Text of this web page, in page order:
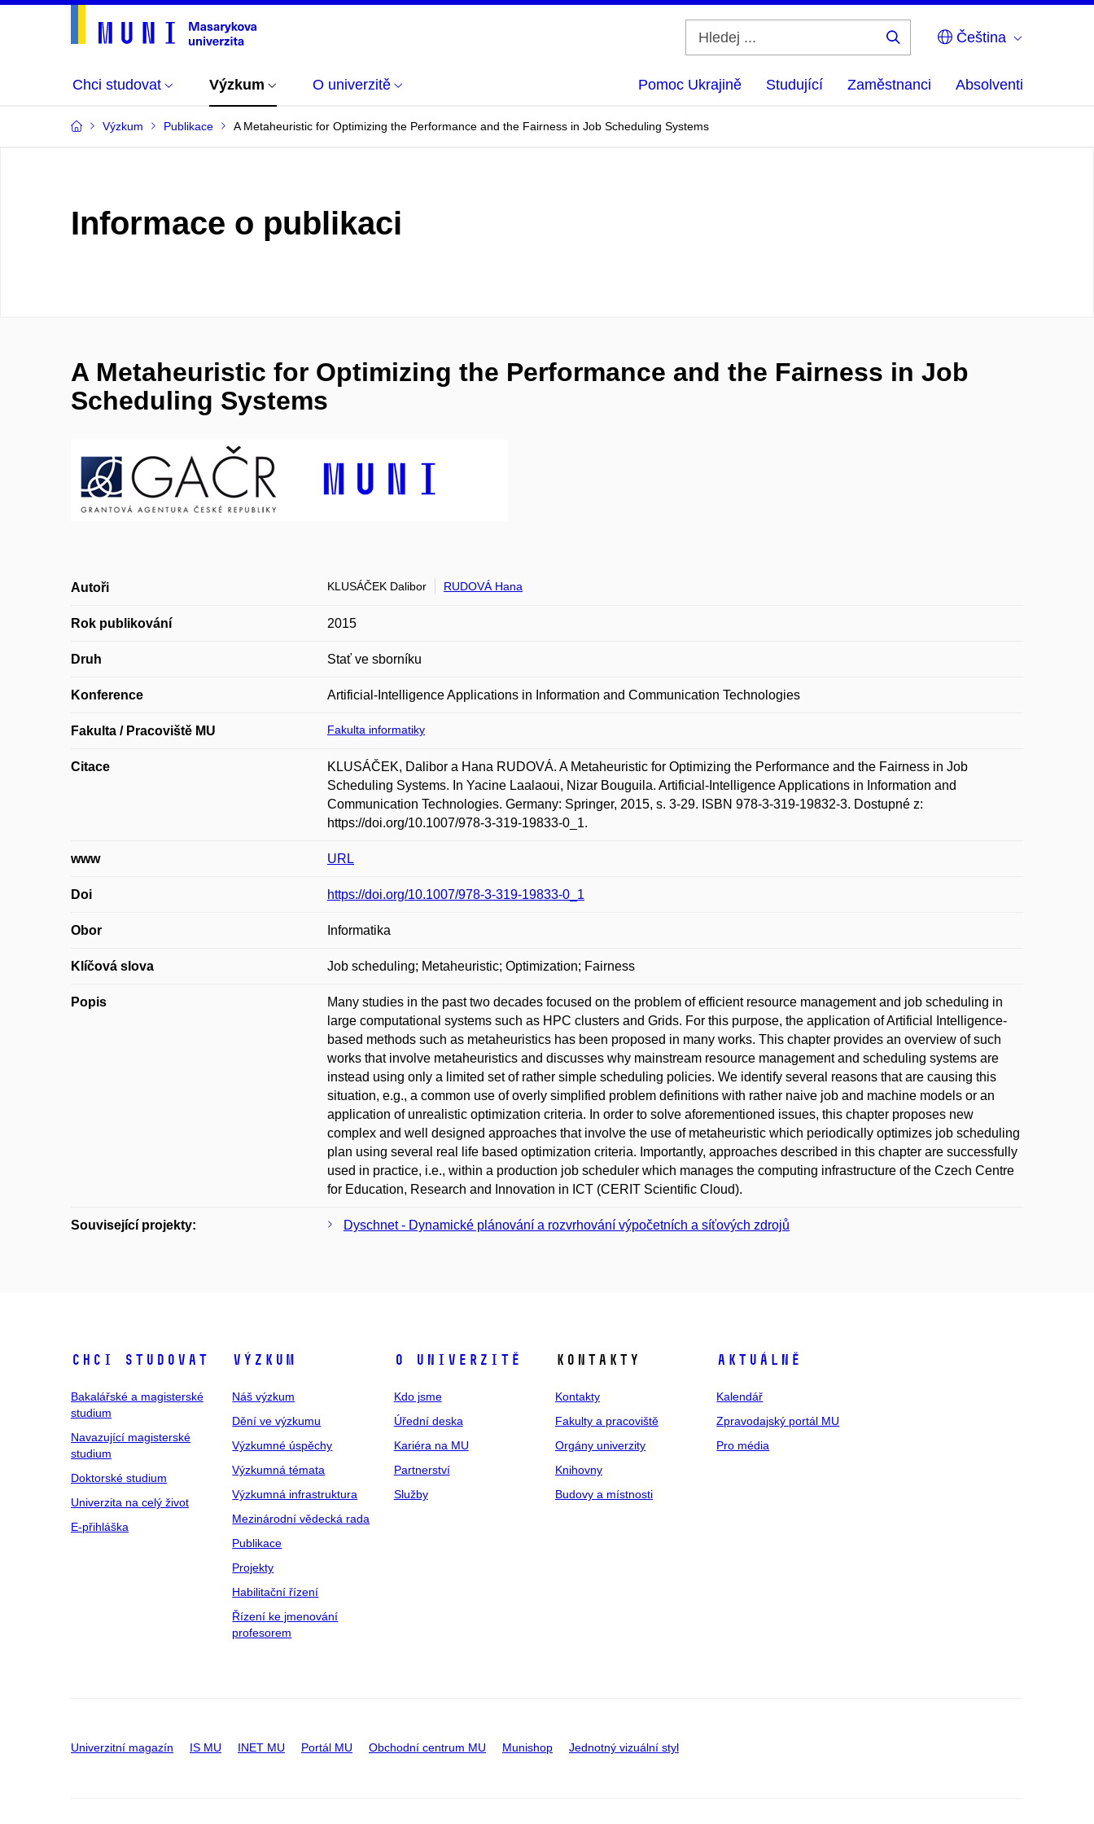
Čeština
Chci studovat Výzkum O univerzitě Pomoc Ukrajině Studující Zaměstnanci Absolventi
Výzkum Publikace A Metaheuristic for Optimizing the Performance and the Fairness in Job Scheduling Systems
Informace o publikaci
A Metaheuristic for Optimizing the Performance and the Fairness in Job
Scheduling Systems
Autoři KLUSÁČEK Dalibor RUDOVÁ Hana
Rok publikování 2015
Druh Stať ve sborníku
Konference Artificial-Intelligence Applications in Information and Communication Technologies
Fakulta / Pracoviště MU Fakulta informatiky
Citace
KLUSÁČEK, Dalibor a Hana RUDOVÁ. A Metaheuristic for Optimizing the Performance and the Fairness in Job
Scheduling Systems. In Yacine Laalaoui, Nizar Bouguila. Artificial-Intelligence Applications in Information and
Communication Technologies. Germany: Springer, 2015, s. 3-29. ISBN 978-3-319-19832-3. Dostupné z:
https://doi.org/10.1007/978-3-319-19833-0_1.
www URL
Doi https://doi.org/10.1007/978-3-319-19833-0_1
Obor Informatika
Klíčová slova Job scheduling; Metaheuristic; Optimization; Fairness
Popis
Many studies in the past two decades focused on the problem of efficient resource management and job scheduling in
large computational systems such as HPC clusters and Grids. For this purpose, the application of Artificial Intelligence-
based methods such as metaheuristics has been proposed in many works. This chapter provides an overview of such
works that involve metaheuristics and discusses why mainstream resource management and scheduling systems are
instead using only a limited set of rather simple scheduling policies. We identify several reasons that are causing this
situation, e.g., a common use of overly simplified problem definitions with rather naive job and machine models or an
application of unrealistic optimization criteria. In order to solve aforementioned issues, this chapter proposes new
complex and well designed approaches that involve the use of metaheuristic which periodically optimizes job scheduling
plan using several real life based optimization criteria. Importantly, approaches described in this chapter are successfully
used in practice, i.e., within a production job scheduler which manages the computing infrastructure of the Czech Centre
for Education, Research and Innovation in ICT (CERIT Scientific Cloud).
Související projekty: Dyschnet - Dynamické plánování a rozvrhování výpočetních a síťových zdrojů
Chci studovat
Bakalářské a magisterské
studium
Navazující magisterské
studium
Doktorské studium
Univerzita na celý život
E-přihláška
Výzkum
Náš výzkum
Dění ve výzkumu
Výzkumné úspěchy
Výzkumná témata
Výzkumná infrastruktura
Mezinárodní vědecká rada
Publikace
Projekty
Habilitační řízení
Řízení ke jmenování
profesorem
O univerzitě
Kdo jsme
Úřední deska
Kariéra na MU
Partnerství
Služby
Kontakty
Kontakty
Fakulty a pracoviště
Orgány univerzity
Knihovny
Budovy a místnosti
Aktuálně
Kalendář
Zpravodajský portál MU
Pro média
Univerzitní magazín IS MU INET MU Portál MU Obchodní centrum MU Munishop Jednotný vizuální styl